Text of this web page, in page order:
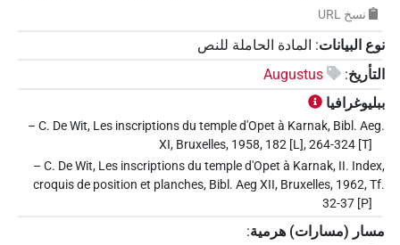
نسخ‏ ‏URL
نوع البيانات: المادة الحاملة للنص
التأريخ:
Augustus
ببليوغرافيا
– C. De Wit, Les inscriptions du temple d'Opet à Karnak, Bibl. Aeg.
XI, Bruxelles, 1958, 182 [L], 264-324 [T]
– C. De Wit, Les inscriptions du temple d'Opet à Karnak, II. Index,
croquis de position et planches, Bibl. Aeg XII, Bruxelles, 1962, Tf.
32-37 [P]
مسار (مسارات) هرمية: